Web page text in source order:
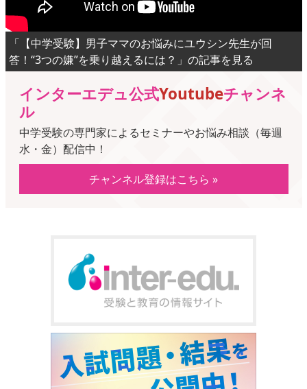
「【中学受験】男子ママのお悩みにユウシン先生が回
答！“3つの嫌”を乗り越えるには？」の記事を見る
インターエデュ公式Youtubeチャンネ
ル
中学受験の専門家によるセミナーやお悩み相談（毎週
水・金）配信中！
チャンネル登録はこちら »